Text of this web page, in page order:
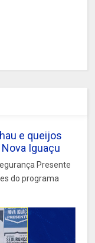
e queijos
Iguaçu
Presente
do programa